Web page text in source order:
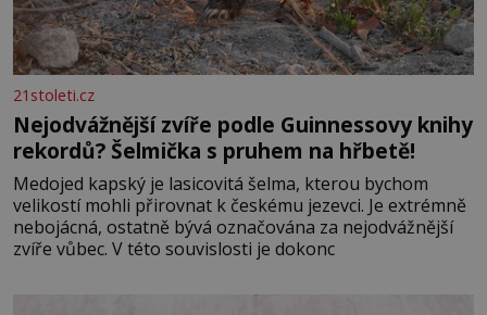
21stoleti.cz
Nejodvážnější zvíře podle Guinnessovy knihy
rekordů? Šelmička s pruhem na hřbetě!
Medojed kapský je lasicovitá šelma, kterou bychom
velikostí mohli přirovnat k českému jezevci. Je extrémně
nebojácná, ostatně bývá označována za nejodvážnější
zvíře vůbec. V této souvislosti je dokonc